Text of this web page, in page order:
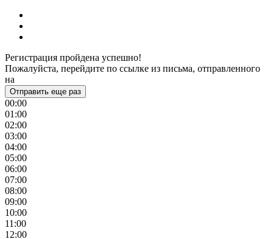
Регистрация пройдена успешно!
Пожалуйста, перейдите по ссылке из письма, отправленного
на
Отправить еще раз
00:00
01:00
02:00
03:00
04:00
05:00
06:00
07:00
08:00
09:00
10:00
11:00
12:00